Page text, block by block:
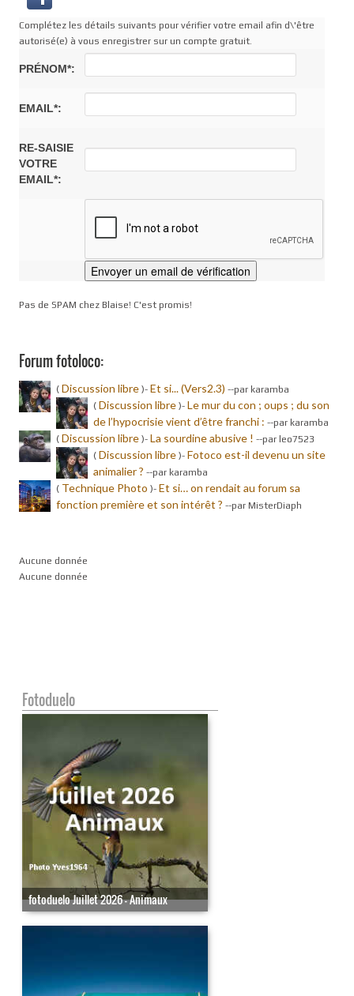
Complétez les détails suivants pour vérifier votre email afin d\'être
autorisé(e) à vous enregistrer sur un compte gratuit.
PRÉNOM*:
EMAIL*:
RE-SAISIE
VOTRE
EMAIL*:
Pas de SPAM chez Blaise! C'est promis!
Forum fotoloco:
( Discussion libre )- Et si... (Vers2.3) --par karamba
( Discussion libre )- Le mur du con ; oups ; du son
de l’hypocrisie vient d’être franchi : --par karamba
( Discussion libre )- La sourdine abusive ! --par leo7523
( Discussion libre )- Fotoco est-il devenu un site
animalier ? --par karamba
( Technique Photo )- Et si… on rendait au forum sa
fonction première et son intérêt ? --par MisterDiaph
Aucune donnée
Aucune donnée
Fotoduelo
fotoduelo Juillet 2026 - Animaux